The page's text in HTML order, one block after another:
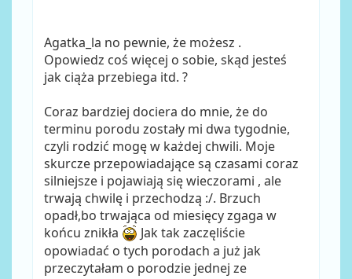
Agatka_la no pewnie, że możesz .
Opowiedz coś więcej o sobie, skąd jesteś
jak ciąża przebiega itd. ?
Coraz bardziej dociera do mnie, że do
terminu porodu zostały mi dwa tygodnie,
czyli rodzić mogę w każdej chwili. Moje
skurcze przepowiadające są czasami coraz
silniejsze i pojawiają się wieczorami , ale
trwają chwilę i przechodzą :/. Brzuch
opadł,bo trwająca od miesięcy zgaga w
końcu znikła
Jak tak zaczęliście
opowiadać o tych porodach a już jak
przeczytałam o porodzie jednej ze